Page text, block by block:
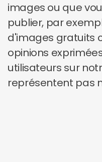
images ou que
publier, par
d'images gratuits
opinions
utilisateurs sur
représentent pas